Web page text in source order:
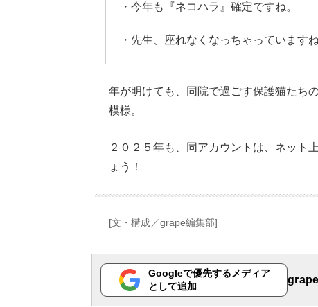
・今年も『ネコハラ』確定ですね。
・先生、座れなくなっちゃっていますね
年が明けても、同院で過ごす保護猫たち
模様。
２０２５年も、同アカウントは、ネット
ょう！
[文・構成／grape編集部]
Googleで優先するメディア
として追加